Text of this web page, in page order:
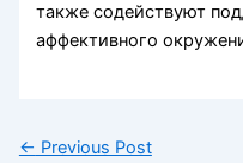
также содействуют
аффективного
← Previous Post